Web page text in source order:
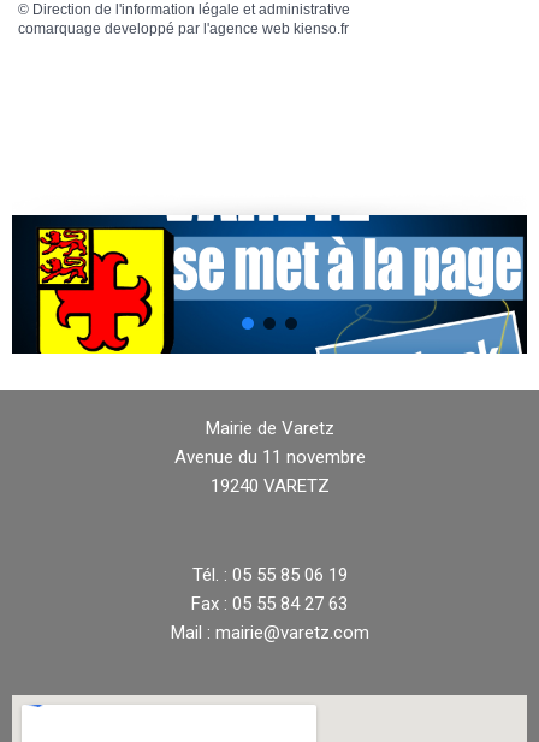
© Direction de l'information légale et administrative
comarquage developpé par l'agence web kienso.fr
Mairie de Varetz
Avenue du 11 novembre
19240 VARETZ
Tél. : 05 55 85 06 19
Fax : 05 55 84 27 63
Mail : mairie@varetz.com